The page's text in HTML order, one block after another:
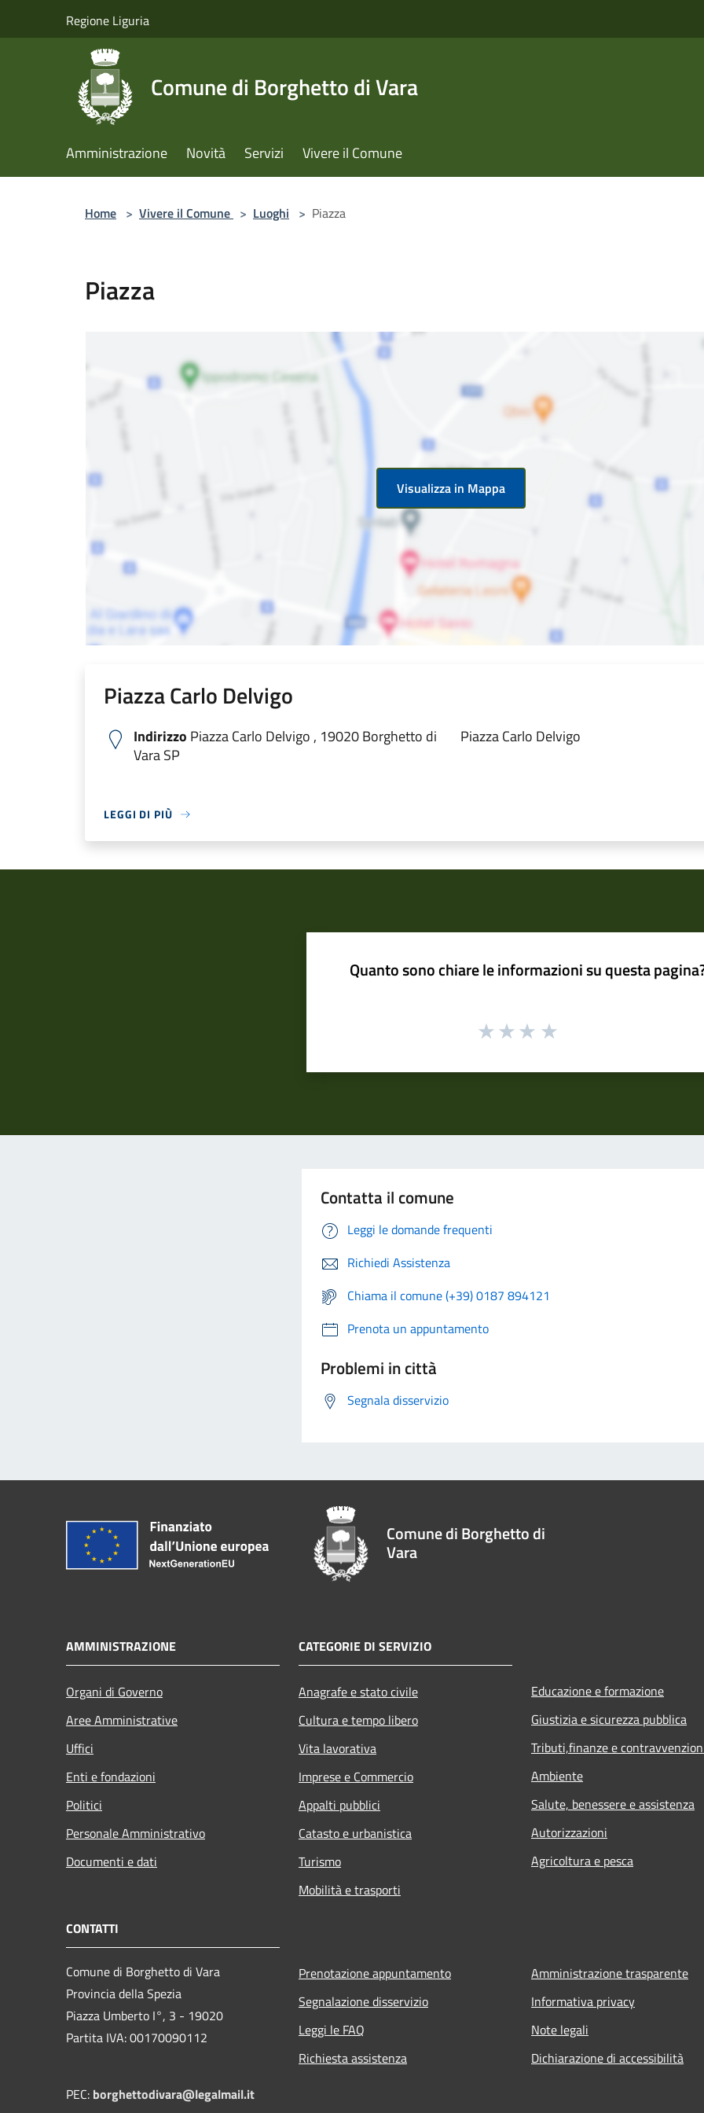
Regione Liguria
Comune di Borghetto di Vara
Amministrazione Novità Servizi Vivere il Comune
Home > Vivere il Comune > Luoghi > Piazza
Piazza
Visualizza in Mappa
Piazza Carlo Delvigo
Indirizzo Piazza Carlo Delvigo , 19020 Borghetto di
Vara SP
Piazza Carlo Delvigo
LEGGI DI PIÙ
Quanto sono chiare le informazioni su questa
Contatta il comune
Leggi le domande frequenti
Richiedi Assistenza
Chiama il comune (+39) 0187 894121
Prenota un appuntamento
Problemi in città
Segnala disservizio
Comune di Borghetto di
Vara
AMMINISTRAZIONE
Organi di Governo
Aree Amministrative
Uffici
Enti e fondazioni
Politici
Personale Amministrativo
Documenti e dati
CATEGORIE DI SERVIZIO
Anagrafe e stato civile
Cultura e tempo libero
Vita lavorativa
Imprese e Commercio
Appalti pubblici
Catasto e urbanistica
Turismo
Mobilità e trasporti
Educazione e formazione
Giustizia e sicurezza pubblica
Tributi,finanze e
Ambiente
Salute, benessere e assistenza
Autorizzazioni
Agricoltura e pesca
CONTATTI
Comune di Borghetto di Vara
Provincia della Spezia
Piazza Umberto I°, 3 - 19020
Partita IVA: 00170090112
PEC: borghettodivara@legalmail.it
Prenotazione appuntamento
Segnalazione disservizio
Leggi le FAQ
Richiesta assistenza
Amministrazione trasparente
Informativa privacy
Note legali
Dichiarazione di accessibilità